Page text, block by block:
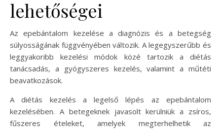
lehetőségei
Az epebántalom kezelése a diagnózis és a betegség
súlyosságának függvényében változik. A legegyszerűbb és
leggyakoribb kezelési módok közé tartozik a diétás
tanácsadás, a gyógyszeres kezelés, valamint a műtéti
beavatkozások.
A diétás kezelés a legelső lépés az epebántalom
kezelésében. A betegeknek javasolt kerülniük a zsíros,
fűszeres ételeket, amelyek megterhelhetik az